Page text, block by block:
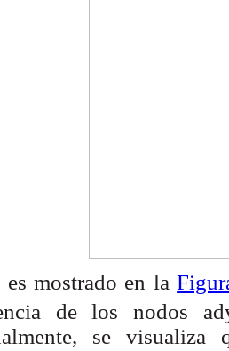
es mostrado en la
de los nodos
se